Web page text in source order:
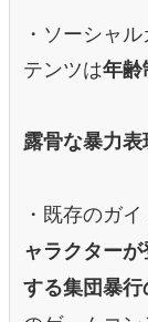
・ソーシャ
テンツは年
露骨な暴力
・既存のガ
ャラクター
する集団暴